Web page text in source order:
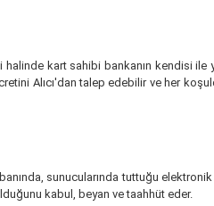
halinde kart sahibi bankanın kendisi
Alıcı'dan talep edebilir ve her
sunucularında tuttuğu
kabul, beyan ve taahhüt eder.